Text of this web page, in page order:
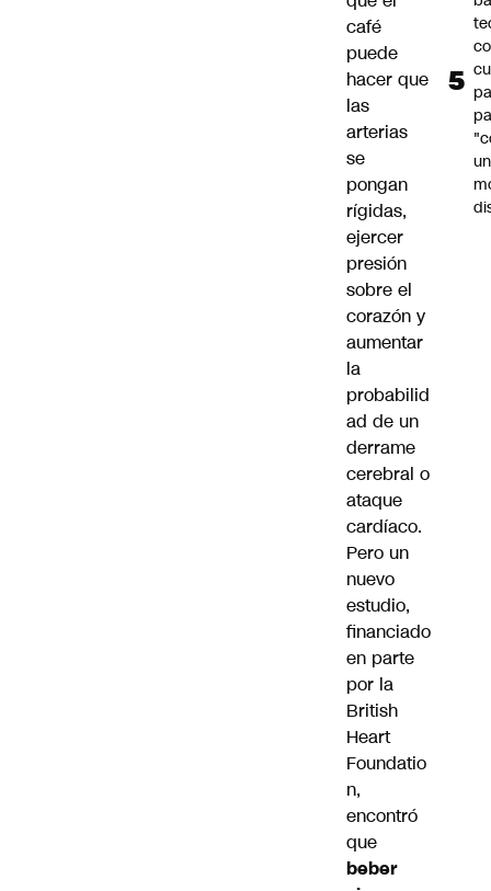
café
puede
hacer que
las
arterias
se
pongan
rígidas,
ejercer
presión
sobre el
corazón y
aumentar
la
probabilid
ad de un
derrame
cerebral o
ataque
cardíaco.
Pero un
nuevo
estudio,
financiado
en parte
por la
British
Heart
Foundatio
n,
encontró
que
beber
un